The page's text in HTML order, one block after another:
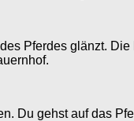
Pferdes glänzt.
Du gehst auf das